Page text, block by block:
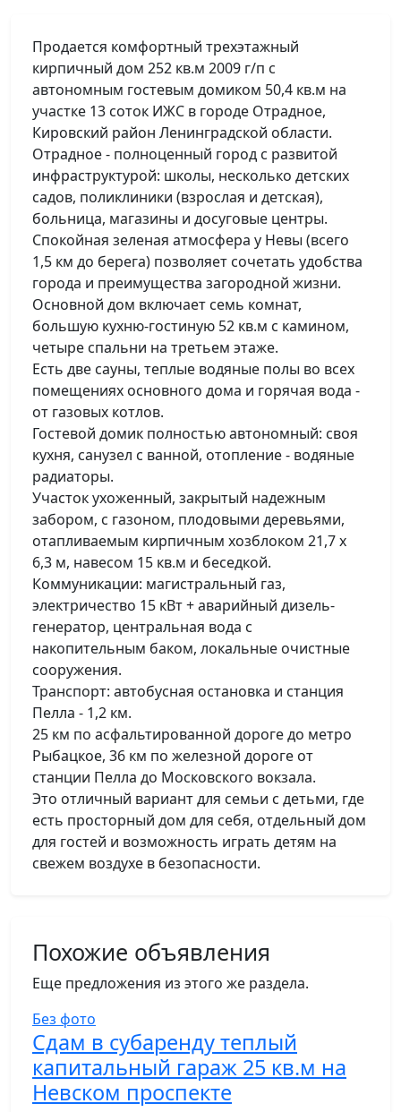
Продается комфортный трехэтажный
кирпичный дом 252 кв.м 2009 г/п с
автономным гостевым домиком 50,4 кв.м на
участке 13 соток ИЖС в городе Отрадное,
Кировский район Ленинградской области.
Отрадное - полноценный город с развитой
инфраструктурой: школы, несколько детских
садов, поликлиники (взрослая и детская),
больница, магазины и досуговые центры.
Спокойная зеленая атмосфера у Невы (всего
1,5 км до берега) позволяет сочетать удобства
города и преимущества загородной жизни.
Основной дом включает семь комнат,
большую кухню-гостиную 52 кв.м с камином,
четыре спальни на третьем этаже.
Есть две сауны, теплые водяные полы во всех
помещениях основного дома и горячая вода -
от газовых котлов.
Гостевой домик полностью автономный: своя
кухня, санузел с ванной, отопление - водяные
радиаторы.
Участок ухоженный, закрытый надежным
забором, с газоном, плодовыми деревьями,
отапливаемым кирпичным хозблоком 21,7 x
6,3 м, навесом 15 кв.м и беседкой.
Коммуникации: магистральный газ,
электричество 15 кВт + аварийный дизель-
генератор, центральная вода с
накопительным баком, локальные очистные
сооружения.
Транспорт: автобусная остановка и станция
Пелла - 1,2 км.
25 км по асфальтированной дороге до метро
Рыбацкое, 36 км по железной дороге от
станции Пелла до Московского вокзала.
Это отличный вариант для семьи с детьми, где
есть просторный дом для себя, отдельный дом
для гостей и возможность играть детям на
свежем воздухе в безопасности.
Похожие объявления
Еще предложения из этого же раздела.
Без фото
Сдам в субаренду теплый
капитальный гараж 25 кв.м на
Невском проспекте